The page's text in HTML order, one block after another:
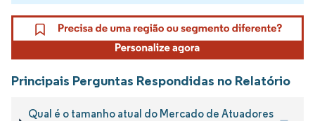
Principais Perguntas Respondidas no Relatório
Qual é o tamanho atual do Mercado de Atuadores